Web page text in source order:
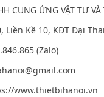
CUNG ỨNG VẬT TƯ
Liền Kề 10, KĐT Đại
(Zalo)